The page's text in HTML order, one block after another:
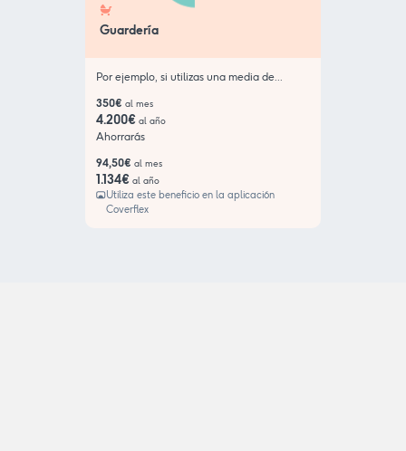
Guardería
Por ejemplo, si utilizas una media de...
350€ al mes
4.200€ al año
Ahorrarás
94,50€ al mes
1.134€ al año
Utiliza este beneficio en la aplicación
Coverflex